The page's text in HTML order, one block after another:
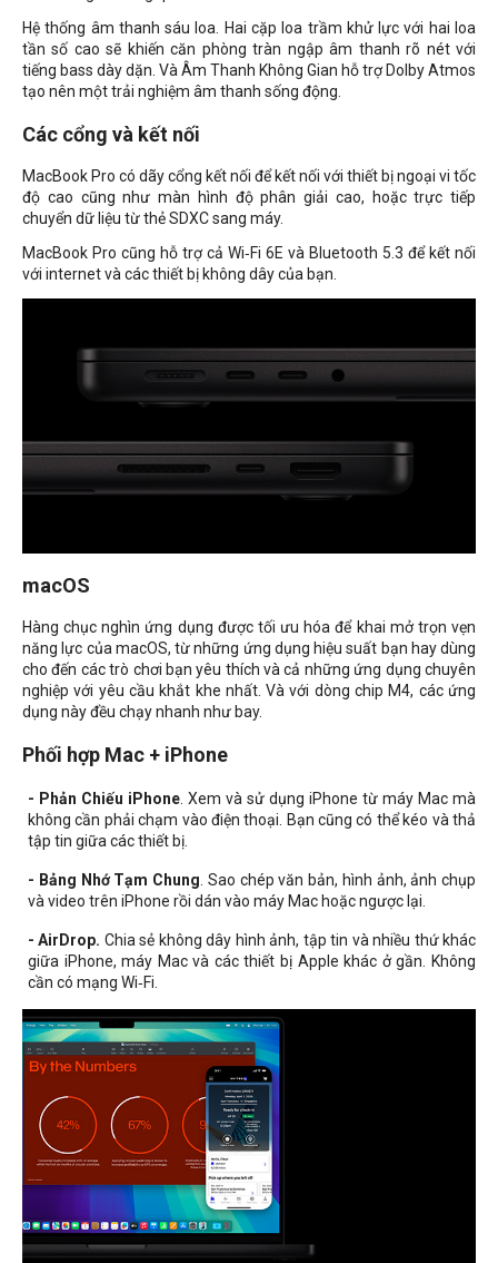
Hệ thống âm thanh sáu loa. Hai cặp loa trầm khử lực với hai loa
tần số cao sẽ khiến căn phòng tràn ngập âm thanh rõ nét với
tiếng bass dày dặn. Và Âm Thanh Không Gian hỗ trợ Dolby Atmos
tạo nên một trải nghiệm âm thanh sống động.
Các cổng và kết nối
MacBook Pro có dãy cổng kết nối để kết nối với thiết bị ngoại vi tốc
độ cao cũng như màn hình độ phân giải cao, hoặc trực tiếp
chuyển dữ liệu từ thẻ SDXC sang máy.
MacBook Pro cũng hỗ trợ cả Wi‑Fi 6E và Bluetooth 5.3 để kết nối
với internet và các thiết bị không dây của bạn.
macOS
Hàng chục nghìn ứng dụng được tối ưu hóa để khai mở trọn vẹn
năng lực của macOS, từ những ứng dụng hiệu suất bạn hay dùng
cho đến các trò chơi bạn yêu thích và cả những ứng dụng chuyên
nghiệp với yêu cầu khắt khe nhất. Và với dòng chip M4, các ứng
dụng này đều chạy nhanh như bay.
Phối hợp Mac + iPhone
- Phản Chiếu iPhone . Xem và sử dụng iPhone từ máy Mac mà
không cần phải chạm vào điện thoại. Bạn cũng có thể kéo và thả
tập tin giữa các thiết bị.
- Bảng Nhớ Tạm Chung . Sao chép văn bản, hình ảnh, ảnh chụp
và video trên iPhone rồi dán vào máy Mac hoặc ngược lại.
- AirDrop. Chia sẻ không dây hình ảnh, tập tin và nhiều thứ khác
giữa iPhone, máy Mac và các thiết bị Apple khác ở gần. Không
cần có mạng Wi‑Fi.